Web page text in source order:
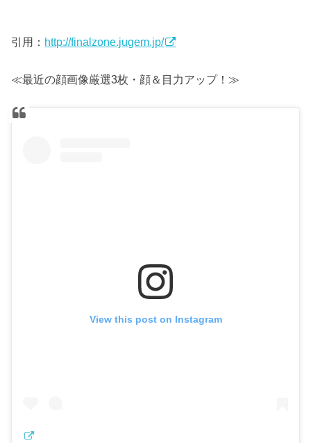
引用： http://finalzone.jugem.jp/
≪最近の顔画像厳選3枚・顔＆目力アップ！≫
View this post on Instagram